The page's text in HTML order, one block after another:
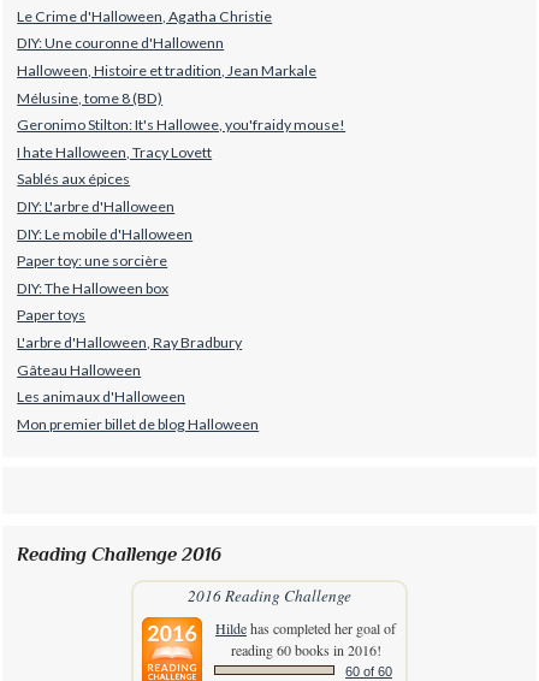
Le Crime d'Halloween, Agatha Christie
DIY: Une couronne d'Hallowenn
Halloween, Histoire et tradition, Jean Markale
Mélusine, tome 8 (BD)
Geronimo Stilton: It's Hallowee, you'fraidy mouse!
I hate Halloween, Tracy Lovett
Sablés aux épices
DIY: L'arbre d'Halloween
DIY: Le mobile d'Halloween
Paper toy: une sorcière
DIY: The Halloween box
Paper toys
L'arbre d'Halloween, Ray Bradbury
Gâteau Halloween
Les animaux d'Halloween
Mon premier billet de blog Halloween
Reading Challenge 2016
2016 Reading Challenge
Hildehas completed her goal of
reading 60 books in 2016!
60 of 60